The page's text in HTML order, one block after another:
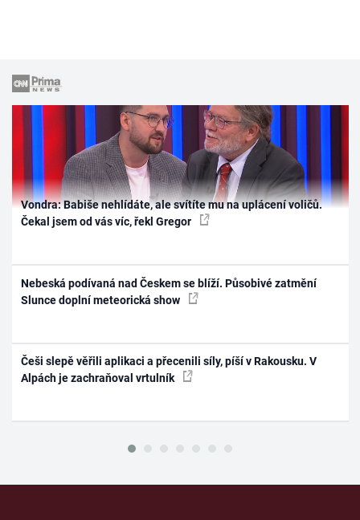
Vondra: Babiše nehlídáte, ale svítíte mu na uplácení voličů.
Čekal jsem od vás víc, řekl Gregor
Nebeská podívaná nad Českem se blíží. Působivé zatmění
Slunce doplní meteorická show
Češi slepě věřili aplikaci a přecenili síly, píší v Rakousku. V
Alpách je zachraňoval vrtulník